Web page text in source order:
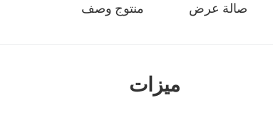
صالة عرض منتوج وصف
ميزات